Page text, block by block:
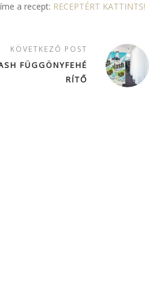
a recept: RECEPTÉRT KATTINTS!
KÖVETKEZŐ POST
FÜGGÖNYFEHÉ
RÍTŐ